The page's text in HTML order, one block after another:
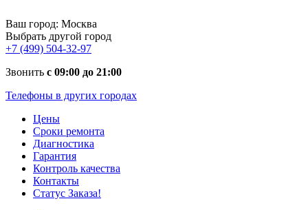
Ваш город: Москва
Выбрать другой город
+7 (499) 504-32-97
Звонить с 09:00 до 21:00
Телефоны в других городах
Цены
Сроки ремонта
Диагностика
Гарантия
Контроль качества
Контакты
Статус Заказа!